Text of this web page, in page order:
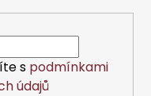
s podmínkami
údajů